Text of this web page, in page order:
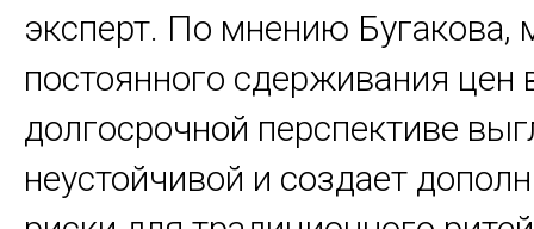
эксперт. По мнению Бугакова,
постоянного сдерживания цен
долгосрочной перспективе
неустойчивой и создает